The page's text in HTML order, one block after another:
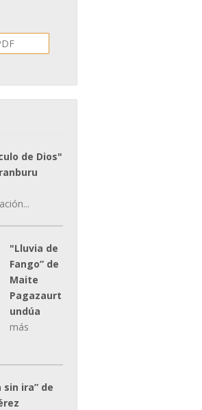
de Dios"
"Lluvia de
Fango” de
Maite
Pagazaurt
undúa
más
sin ira” de